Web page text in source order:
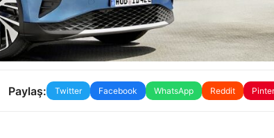
Paylaş: Twitter Facebook WhatsApp Reddit